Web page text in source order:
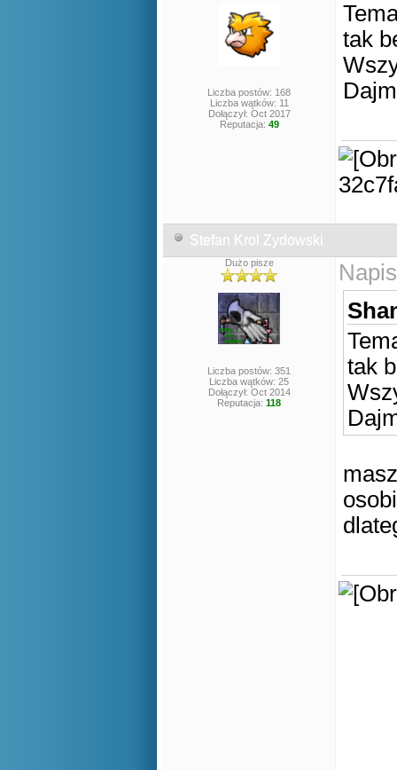
Liczba postów: 168
Liczba wątków: 11
Dołączył: Oct 2017
Reputacja: 49
tak
Stefan Krol Zydowski
Dużo pisze
Liczba postów: 351
Liczba wątków: 25
Dołączył: Oct 2014
Reputacja: 118
tak